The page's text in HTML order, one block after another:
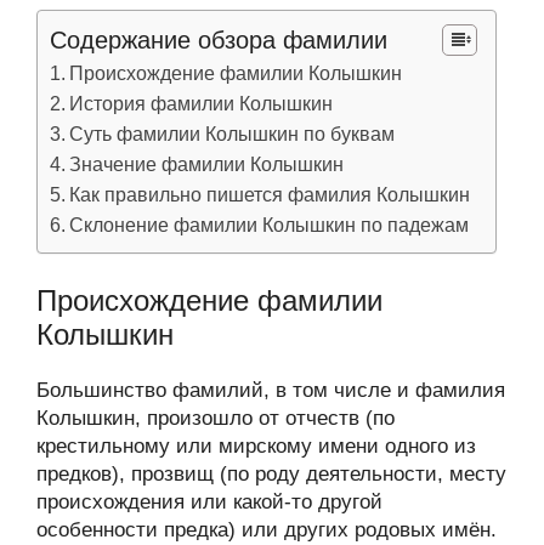
Содержание обзора фамилии
Происхождение фамилии Колышкин
История фамилии Колышкин
Суть фамилии Колышкин по буквам
Значение фамилии Колышкин
Как правильно пишется фамилия Колышкин
Склонение фамилии Колышкин по падежам
Происхождение фамилии
Колышкин
Большинство фамилий, в том числе и фамилия
Колышкин, произошло от отчеств (по
крестильному или мирскому имени одного из
предков), прозвищ (по роду деятельности, месту
происхождения или какой-то другой
особенности предка) или других родовых имён.